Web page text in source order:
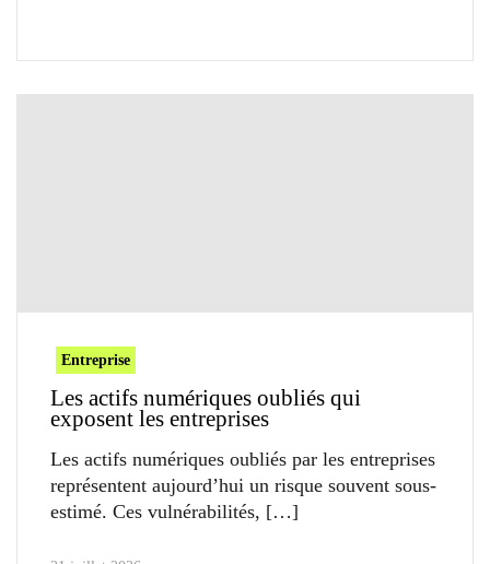
Entreprise
Les actifs numériques oubliés qui
exposent les entreprises
Les actifs numériques oubliés par les entreprises
représentent aujourd’hui un risque souvent sous-
estimé. Ces vulnérabilités,